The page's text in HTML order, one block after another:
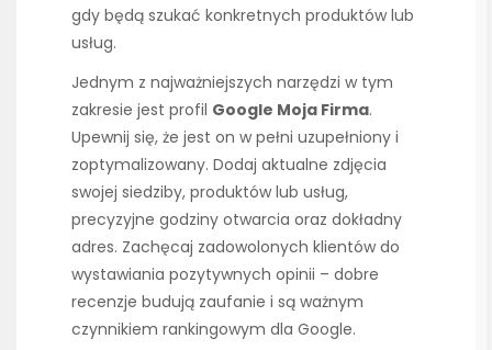
gdy będą szukać konkretnych produktów lub
usług.
Jednym z najważniejszych narzędzi w tym
zakresie jest profil Google Moja Firma.
Upewnij się, że jest on w pełni uzupełniony i
zoptymalizowany. Dodaj aktualne zdjęcia
swojej siedziby, produktów lub usług,
precyzyjne godziny otwarcia oraz dokładny
adres. Zachęcaj zadowolonych klientów do
wystawiania pozytywnych opinii – dobre
recenzje budują zaufanie i są ważnym
czynnikiem rankingowym dla Google.